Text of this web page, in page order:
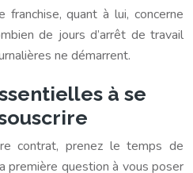
franchise, quant à lui, concerne
de jours d’arrêt de travail
ne démarrent.
à se
contrat, prenez le temps de
première question à vous poser